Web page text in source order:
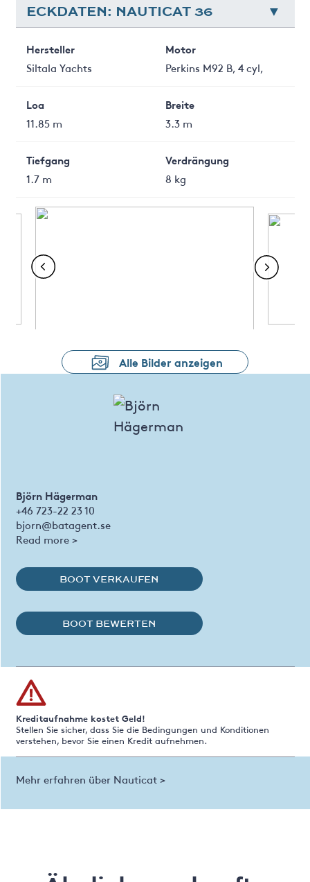
ECKDATEN: NAUTICAT 36
Hersteller
Siltala Yachts
Motor
Perkins M92 B, 4 cyl,
Loa
11.85 m
Breite
3.3 m
Tiefgang
1.7 m
Verdrängung
8 kg
Alle Bilder anzeigen
Björn Hägerman
+46 723-22 23 10
bjorn@batagent.se
Read more >
BOOT VERKAUFEN
BOOT BEWERTEN
Kreditaufnahme kostet Geld!
Stellen Sie sicher, dass Sie die Bedingungen und Konditionen
verstehen, bevor Sie einen Kredit aufnehmen.
Mehr erfahren über Nauticat >